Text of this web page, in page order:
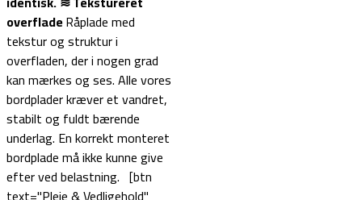
overfladeRåplade med
tekstur og struktur i
overfladen, der i nogen grad
kan mærkes og ses. Alle vores
bordplader kræver et vandret,
stabilt og fuldt bærende
underlag. En korrekt monteret
bordplade må ikke kunne give
efter ved belastning. [btn